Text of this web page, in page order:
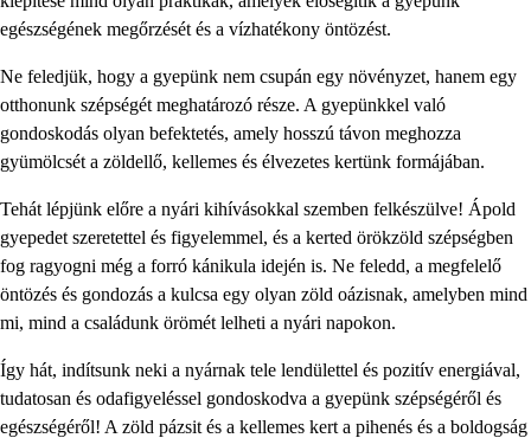
egészségének megőrzését és a vízhatékony öntözést.
Ne feledjük, hogy a gyepünk nem csupán egy növényzet, hanem egy
otthonunk szépségét meghatározó része. A gyepünkkel való
gondoskodás olyan befektetés, amely hosszú távon meghozza
gyümölcsét a zöldellő, kellemes és élvezetes kertünk formájában.
Tehát lépjünk előre a nyári kihívásokkal szemben felkészülve! Ápold
gyepedet szeretettel és figyelemmel, és a kerted örökzöld szépségben
fog ragyogni még a forró kánikula idején is. Ne feledd, a megfelelő
öntözés és gondozás a kulcsa egy olyan zöld oázisnak, amelyben mind
mi, mind a családunk örömét lelheti a nyári napokon.
Így hát, indítsunk neki a nyárnak tele lendülettel és pozitív energiával,
tudatosan és odafigyeléssel gondoskodva a gyepünk szépségéről és
egészségéről! A zöld pázsit és a kellemes kert a pihenés és a boldogság